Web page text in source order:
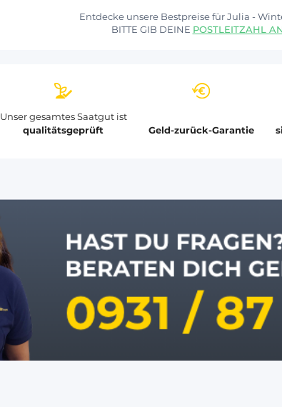
Entdecke unsere Bestpreise für Julia -
BITTE GIB DEINE POSTLEITZAHL
Unser gesamtes Saatgut ist
qualitätsgeprüft
Geld-zurück-Garantie